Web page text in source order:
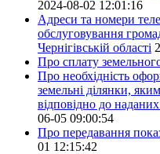
2024-08-02 12:01:16
Адреси та номери
обслуговування
Чернігівській області
Про сплату
Про необхідність
земельні ділянки,
відповідно до
06-05 09:00:54
Про передавання
01 12:15:42